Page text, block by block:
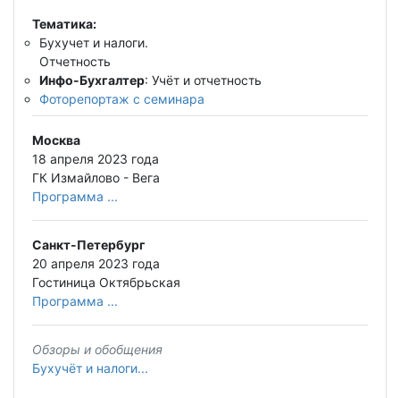
Тематика:
Бухучет и налоги.
Отчетность
Инфо-Бухгалтер: Учёт и отчетность
Фоторепортаж с семинара
Москва
18 апреля 2023 года
ГК Измайлово - Вега
Программа ...
Санкт-Петербург
20 апреля 2023 года
Гостиница Октябрьская
Программа ...
Обзоры и обобщения
Бухучёт и налоги...